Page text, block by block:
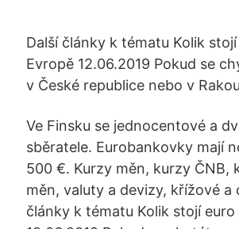
Další články k tématu Kolik
Evropě 12.06.2019 Pokud se
v České republice nebo v
Ve Finsku se jednocentové a
sběratele. Eurobankovky mají
500 €. Kurzy měn, kurzy ČNB,
měn, valuty a devizy, křížové
články k tématu Kolik stojí